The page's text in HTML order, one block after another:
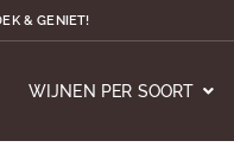
& GENIET!
WIJNEN PER SOORT